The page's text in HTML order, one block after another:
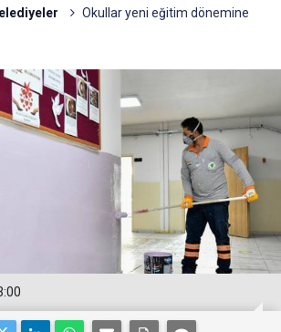
Okullar yeni eğitim dönemine